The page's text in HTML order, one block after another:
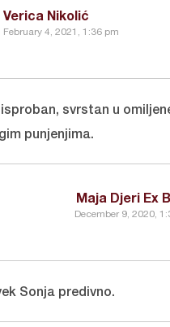
Verica Nikolić
February 4, 2021, 1:36 pm
Maja Djeri Ex
December 9, 2020,
svrstan u
punjenjima.
Sonja predivno.